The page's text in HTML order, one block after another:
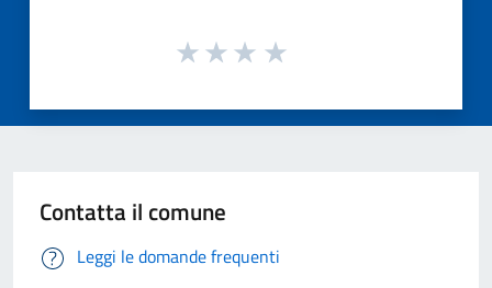
Contatta il comune
Leggi le domande frequenti